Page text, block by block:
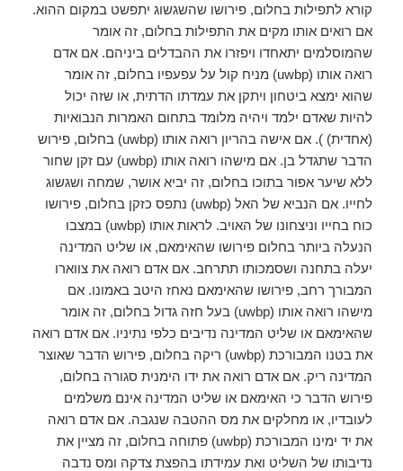
קורא לתפילות בחלום, פירושו שהשגשוג יתפשט במקום ההוא.
אם רואים אותו מקים את התפילות בחלום, זה אומר
שהמוסלמים יתאחדו ויפזרו את ההבדלים ביניהם. אם אדם
רואה אותו (uwbp) מניח קול על עפעפיו בחלום, זה אומר
שהוא ימצא ביטחון ויתקן את עמדתו הדתית, או שזה יכול
להיות שאדם ילמד ויהיה מלומד בתחום האמרות הנבואיות
(אחדית) ). אם אישה בהריון רואה אותו (uwbp) בחלום, פירוש
הדבר שתגדל בן. אם מישהו רואה אותו (uwbp) עם זקן שחור
ללא שיער אפור בתוכו בחלום, זה יביא אושר, שמחה ושגשוג
לחייו. אם הנביא של האל (uwbp) נתפס כזקן בחלום, פירושו
כוח בחייו וניצחונו של האויב. לראות אותו (uwbp) במצבו
הנעלה ביותר בחלום פירושו שהאימאם, או שליט המדינה
יעלה בתחנה ושסמכותו תתרחב. אם אדם רואה את צווארו
המבורך רחב, פירושו שהאימאם נאחז היטב באמונו. אם
מישהו רואה אותו (uwbp) בעל חזה גדול בחלום, זה אומר
שהאימאם או שליט המדינה נדיבים כלפי נתיניו. אם אדם רואה
את בטנו המבורכת (uwbp) ריקה בחלום, פירוש הדבר שאוצר
המדינה ריק. אם אדם רואה את ידו הימנית סגורה בחלום,
פירוש הדבר כי האימאם או שליט המדינה אינם משלמים
לעובדיו, או מחלקים את מס ההטבה שנגבה. אם אדם רואה
את יד ימינו המבורכת (uwbp) פתוחה בחלום, זה מציין את
נדיבותו של השליט ואת עמידתו בהפצת צדקה ומס נדבה